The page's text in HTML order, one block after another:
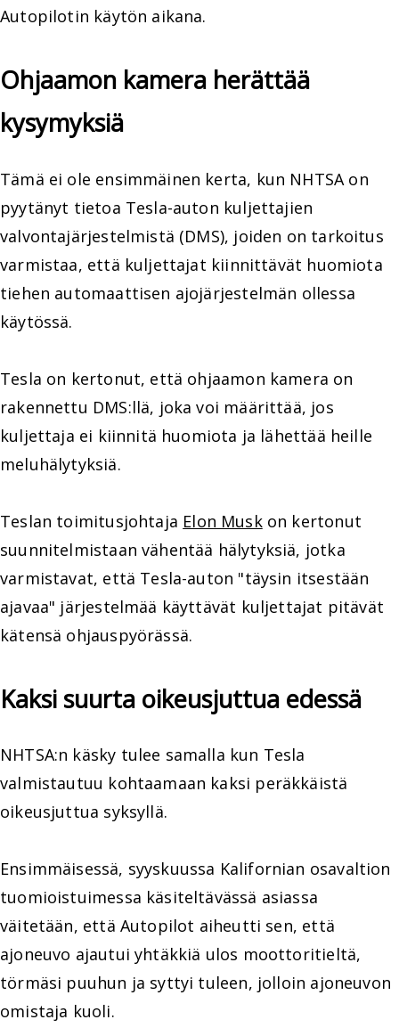
Autopilotin käytön aikana.
Ohjaamon kamera herättää
kysymyksiä
Tämä ei ole ensimmäinen kerta, kun NHTSA on
pyytänyt tietoa Tesla-auton kuljettajien
valvontajärjestelmistä (DMS), joiden on tarkoitus
varmistaa, että kuljettajat kiinnittävät huomiota
tiehen automaattisen ajojärjestelmän ollessa
käytössä.
Tesla on kertonut, että ohjaamon kamera on
rakennettu DMS:llä, joka voi määrittää, jos
kuljettaja ei kiinnitä huomiota ja lähettää heille
meluhälytyksiä.
Teslan toimitusjohtaja Elon Muskon kertonut
suunnitelmistaan vähentää hälytyksiä, jotka
varmistavat, että Tesla-auton "täysin itsestään
ajavaa" järjestelmää käyttävät kuljettajat pitävät
kätensä ohjauspyörässä.
Kaksi suurta oikeusjuttua edessä
NHTSA:n käsky tulee samalla kun Tesla
valmistautuu kohtaamaan kaksi peräkkäistä
oikeusjuttua syksyllä.
Ensimmäisessä, syyskuussa Kalifornian osavaltion
tuomioistuimessa käsiteltävässä asiassa
väitetään, että Autopilot aiheutti sen, että
ajoneuvo ajautui yhtäkkiä ulos moottoritieltä,
törmäsi puuhun ja syttyi tuleen, jolloin ajoneuvon
omistaja kuoli.